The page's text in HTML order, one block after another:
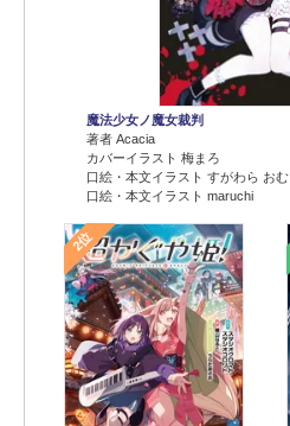
魔法少女ノ魔女裁判
著者 Acacia
カバーイラスト 梅まろ
口絵・本文イラスト すがわら おむ
口絵・本文イラスト maruchi
2位